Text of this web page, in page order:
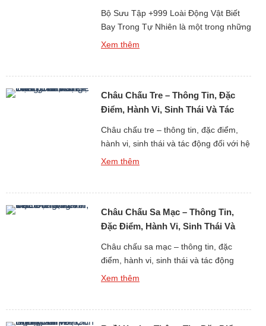
Bộ Sưu Tập +999 Loài Động Vật Biết
Bay Trong Tự Nhiên là một trong những
nhóm động vật đặc biệt nhất trong thế
động vật mở rộng phạm vi sinh tồn […]
Xem thêm
Châu Chấu Tre – Thông Tin, Đặc
Điểm, Hành Vi, Sinh Thái Và Tác
Châu chấu tre – thông tin, đặc điểm,
hành vi, sinh thái và tác động đối với hệ
sinh thái là một chủ đề quan trọng khi
chấu tre […]
Xem thêm
Châu Chấu Sa Mạc – Thông Tin,
Đặc Điểm, Hành Vi, Sinh Thái Và
Châu chấu sa mạc – thông tin, đặc
điểm, hành vi, sinh thái và tác động
toàn cầu là một trong những chủ đề
Xem thêm